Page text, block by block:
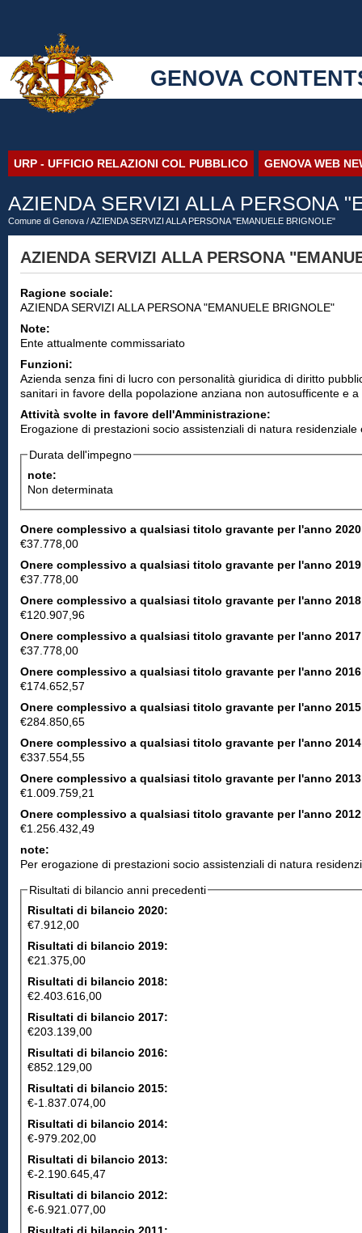
GENOVA
URP - UFFICIO RELAZIONI COL PUBBLICO GENOVA WEB
AZIENDA SERVIZI ALLA PERSONA
Comune di Genova / AZIENDA SERVIZI ALLA PERSONA "EMANUELE BRIGNOLE"
AZIENDA SERVIZI ALLA PERSONA
Ragione sociale:
AZIENDA SERVIZI ALLA PERSONA "EMANUELE BRIGNOLE"
Note:
Ente attualmente commissariato
Funzioni:
Azienda senza fini di lucro con personalità giuridica di diritto
sanitari in favore della popolazione anziana non autosufficente e
Attività svolte in favore dell'Amministrazione:
Erogazione di prestazioni socio assistenziali di natura
Durata dell'impegno
note:
Non determinata
Onere complessivo a qualsiasi titolo gravante per l'anno
€37.778,00
Onere complessivo a qualsiasi titolo gravante per l'anno
€37.778,00
Onere complessivo a qualsiasi titolo gravante per l'anno
€120.907,96
Onere complessivo a qualsiasi titolo gravante per l'anno
€37.778,00
Onere complessivo a qualsiasi titolo gravante per l'anno
€174.652,57
Onere complessivo a qualsiasi titolo gravante per l'anno
€284.850,65
Onere complessivo a qualsiasi titolo gravante per l'anno
€337.554,55
Onere complessivo a qualsiasi titolo gravante per l'anno
€1.009.759,21
Onere complessivo a qualsiasi titolo gravante per l'anno
€1.256.432,49
note:
Per erogazione di prestazioni socio assistenziali di natura
Risultati di bilancio anni precedenti
Risultati di bilancio 2020:
€7.912,00
Risultati di bilancio 2019:
€21.375,00
Risultati di bilancio 2018:
€2.403.616,00
Risultati di bilancio 2017:
€203.139,00
Risultati di bilancio 2016:
€852.129,00
Risultati di bilancio 2015:
€-1.837.074,00
Risultati di bilancio 2014:
€-979.202,00
Risultati di bilancio 2013:
€-2.190.645,47
Risultati di bilancio 2012:
€-6.921.077,00